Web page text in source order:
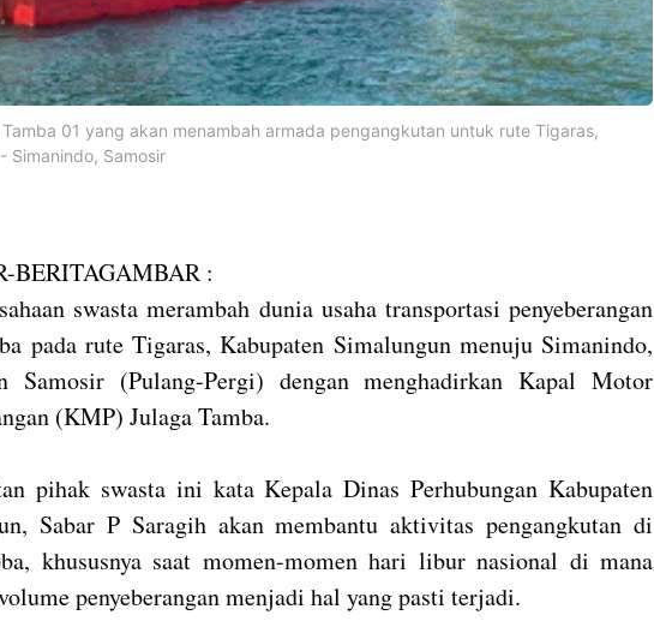
01 yang akan menambah armada pengangkutan untuk rute Tigaras,
Simanindo, Samosir
BERITAGAMBAR :
swasta merambah dunia usaha transportasi penyeberangan
pada rute Tigaras, Kabupaten Simalungun menuju Simanindo,
Samosir (Pulang-Pergi) dengan menghadirkan Kapal Motor
(KMP) Julaga Tamba.
pihak swasta ini kata Kepala Dinas Perhubungan Kabupaten
Sabar P Saragih akan membantu aktivitas pengangkutan di
khususnya saat momen-momen hari libur nasional di mana
penyeberangan menjadi hal yang pasti terjadi.